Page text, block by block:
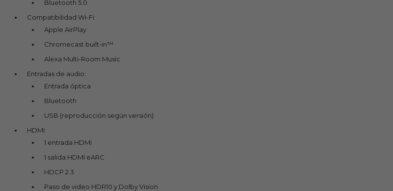
Bluetooth 5.0
Compatibilidad Wi-Fi:
Apple AirPlay
Chromecast built-in™
Alexa Multi-Room Music
Entradas de audio:
Entrada óptica
Bluetooth
USB (reproducción según versión)
HDMI:
1 entrada HDMI
1 salida HDMI eARC
HDCP 2.3
Paso de video HDR10 y Dolby Vision